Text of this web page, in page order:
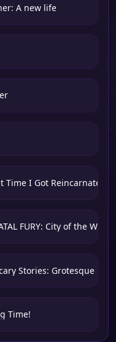
A new life
Time I Got Reincarnated
FURY: City of the
Stories: Grotesque
Time!